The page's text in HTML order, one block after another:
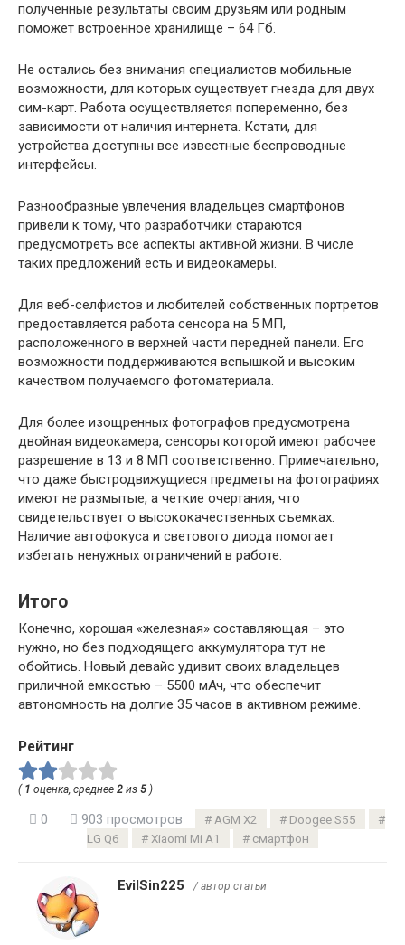
полученные результаты своим друзьям или родным
поможет встроенное хранилище – 64 Гб.
Не остались без внимания специалистов мобильные
возможности, для которых существует гнезда для двух
сим-карт. Работа осуществляется попеременно, без
зависимости от наличия интернета. Кстати, для
устройства доступны все известные беспроводные
интерфейсы.
Разнообразные увлечения владельцев смартфонов
привели к тому, что разработчики стараются
предусмотреть все аспекты активной жизни. В числе
таких предложений есть и видеокамеры.
Для веб-селфистов и любителей собственных портретов
предоставляется работа сенсора на 5 МП,
расположенного в верхней части передней панели. Его
возможности поддерживаются вспышкой и высоким
качеством получаемого фотоматериала.
Для более изощренных фотографов предусмотрена
двойная видеокамера, сенсоры которой имеют рабочее
разрешение в 13 и 8 МП соответственно. Примечательно,
что даже быстродвижущиеся предметы на фотографиях
имеют не размытые, а четкие очертания, что
свидетельствует о высококачественных съемках.
Наличие автофокуса и светового диода помогает
избегать ненужных ограничений в работе.
Итого
Конечно, хорошая «железная» составляющая – это
нужно, но без подходящего аккумулятора тут не
обойтись. Новый девайс удивит своих владельцев
приличной емкостью – 5500 мАч, что обеспечит
автономность на долгие 35 часов в активном режиме.
Рейтинг
( 1 оценка, среднее 2 из 5 )
0 903 просмотров AGM X2
Doogee S55
LG Q6
Xiaomi Mi A1 смартфон
EvilSin225 / автор статьи